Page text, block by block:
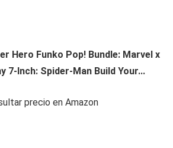
Hero Funko Pop! Bundle: Marvel x
7-Inch: Spider-Man Build Your...
precio en Amazon